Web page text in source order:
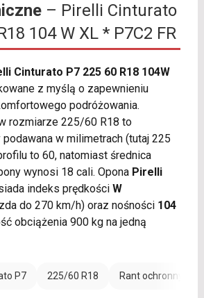
– Pirelli Cinturato
104 W XL * P7C2 FR
Cinturato P7 225 60 R18 104W
z myślą o zapewnieniu
podróżowania.
rozmiarze 225/60 R18 to
w milimetrach (tutaj 225
to 60, natomiast średnica
wynosi 18 cali. Opona Pirelli
indeks prędkości W
do 270 km/h) oraz nośności 104
obciążenia 900 kg na jedną
P7 225/60 R18 Rant ochronny (FR)